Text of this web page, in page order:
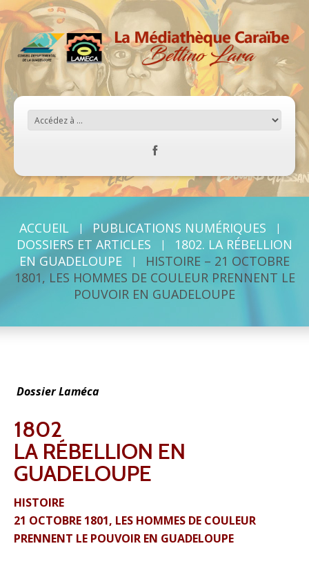
ACCUEIL
PUBLICATIONS NUMÉRIQUES
DOSSIERS ET ARTICLES
1802. LA RÉBELLION
EN GUADELOUPE
HISTOIRE – 21 OCTOBRE
1801, LES HOMMES DE COULEUR PRENNENT LE
POUVOIR EN GUADELOUPE
Dossier Laméca
1802
LA RÉBELLION EN
GUADELOUPE
HISTOIRE
21 OCTOBRE 1801, LES HOMMES DE COULEUR
PRENNENT LE POUVOIR EN GUADELOUPE